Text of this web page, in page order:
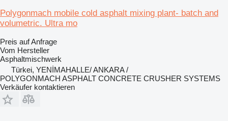
Polygonmach mobile cold asphalt mixing plant- batch and
volumetric. Ultra mo
Preis auf Anfrage
Vom Hersteller
Asphaltmischwerk
Türkei, YENİMAHALLE/ ANKARA /
POLYGONMACH ASPHALT CONCRETE CRUSHER SYSTEMS
Verkäufer kontaktieren